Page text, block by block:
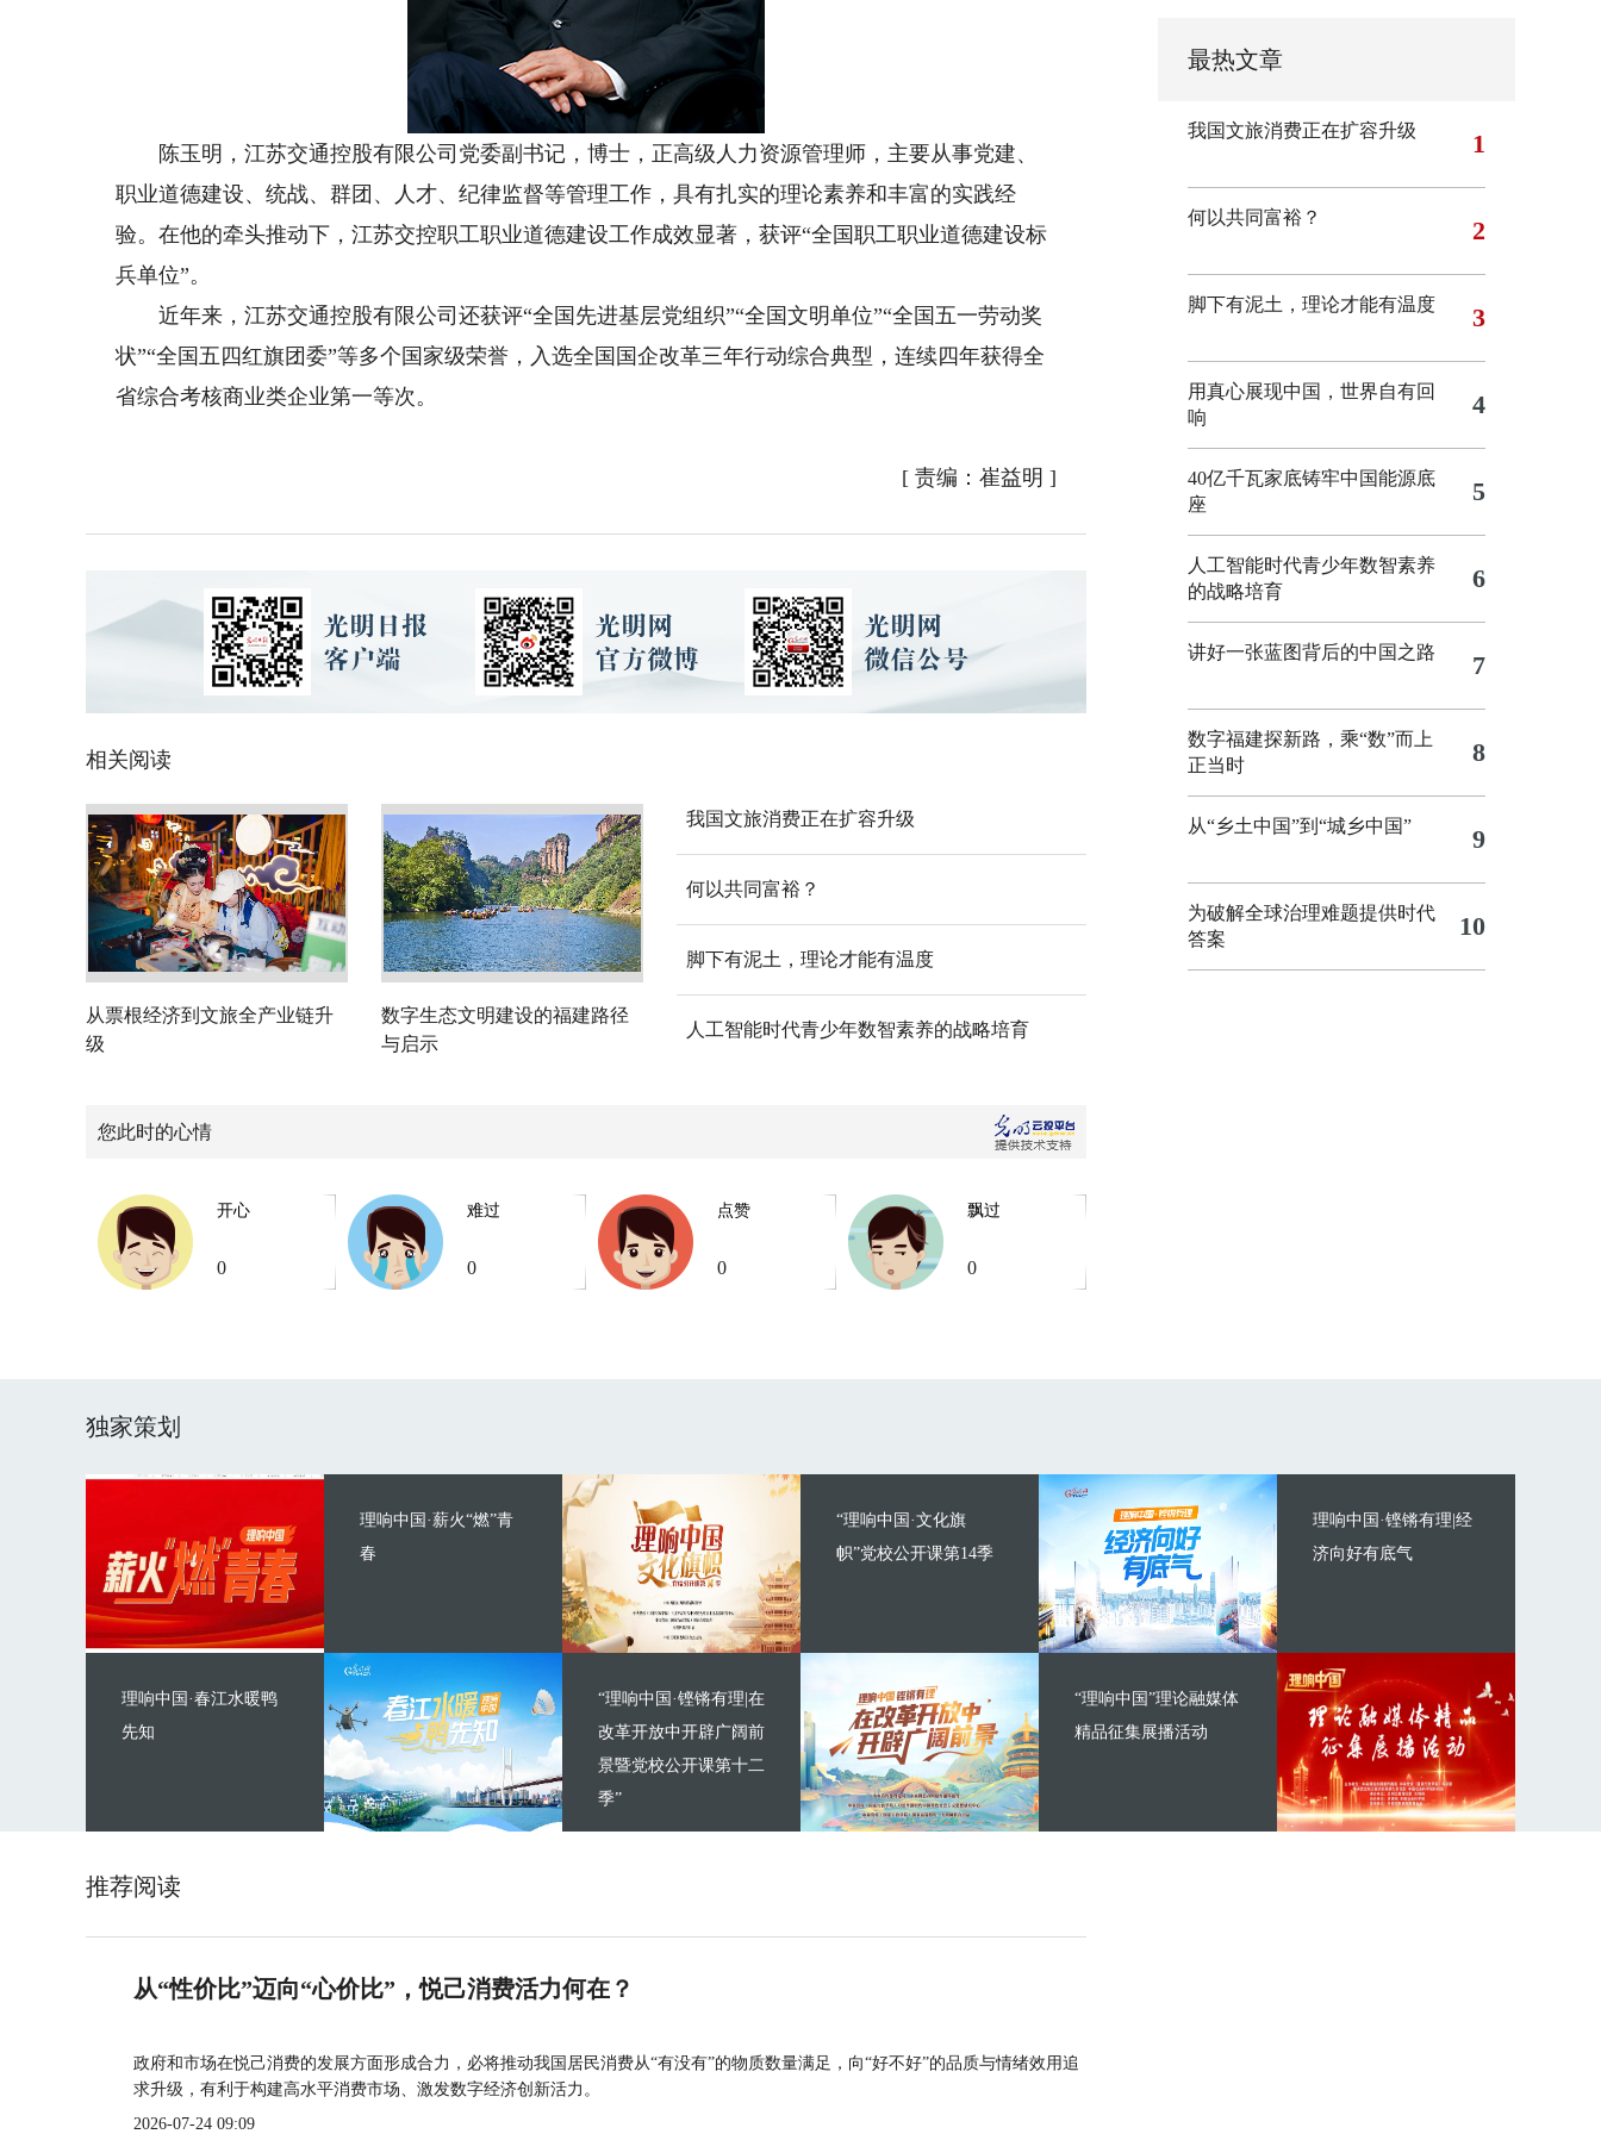
陈玉明，江苏交通控股有限公司党委副书记，博士，正高级人力资源管理师，主要从事党建、
职业道德建设、统战、群团、人才、纪律监督等管理工作，具有扎实的理论素养和丰富的实践经
验。在他的牵头推动下，江苏交控职工职业道德建设工作成效显著，获评“全国职工职业道德建设标
兵单位”。
近年来，江苏交通控股有限公司还获评“全国先进基层党组织”“全国文明单位”“全国五一劳动奖
状”“全国五四红旗团委”等多个国家级荣誉，入选全国国企改革三年行动综合典型，连续四年获得全
省综合考核商业类企业第一等次。
[ 责编：崔益明 ]
相关阅读
从票根经济到文旅全产业链升
级
数字生态文明建设的福建路径
与启示
我国文旅消费正在扩容升级
何以共同富裕？
脚下有泥土，理论才能有温度
人工智能时代青少年数智素养的战略培育
您此时的心情
开心
0
难过
0
点赞
0
飘过
0
最热文章
我国文旅消费正在扩容升级 1
何以共同富裕？ 2
脚下有泥土，理论才能有温度 3
用真心展现中国，世界自有回
响
4
40亿千瓦家底铸牢中国能源底
座
5
人工智能时代青少年数智素养
的战略培育
6
讲好一张蓝图背后的中国之路 7
数字福建探新路，乘“数”而上
正当时
8
从“乡土中国”到“城乡中国” 9
为破解全球治理难题提供时代
答案
10
独家策划
理响中国·薪火“燃”青
春
理响中国·春江水暖鸭
先知
“理响中国·文化旗
帜”党校公开课第14季
“理响中国·铿锵有理|在
改革开放中开辟广阔前
景暨党校公开课第十二
季”
理响中国·铿锵有理|经
济向好有底气
“理响中国”理论融媒体
精品征集展播活动
推荐阅读
从“性价比”迈向“心价比”，悦己消费活力何在？
政府和市场在悦己消费的发展方面形成合力，必将推动我国居民消费从“有没有”的物质数量满足，向“好不好”的品质与情绪效用追
求升级，有利于构建高水平消费市场、激发数字经济创新活力。
2026-07-24 09:09